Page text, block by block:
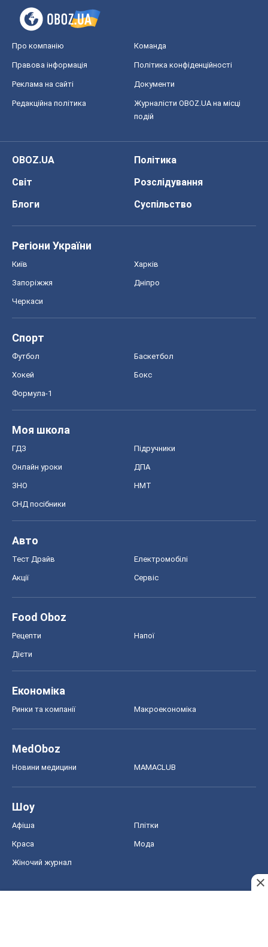
Про компанію Команда
Правова інформація Політика конфіденційності
Реклама на сайті Документи
Редакційна політика
Журналісти OBOZ.UA на місці
подій
OBOZ.UA
Політика
Світ
Розслідування
Блоги
Суспільство
Регіони України
Київ Харків
Запоріжжя Дніпро
Черкаси
Спорт
Футбол Баскетбол
Хокей Бокс
Формула-1
Моя школа
ГДЗ Підручники
Онлайн уроки ДПА
ЗНО НМТ
СНД посібники
Авто
Тест Драйв Електромобілі
Акції Сервіс
Food Oboz
Рецепти Напої
Дієти
Економіка
Ринки та компанії Макроекономіка
MedOboz
Новини медицини MAMACLUB
Шоу
Афіша Плітки
Краса Мода
Жіночий журнал